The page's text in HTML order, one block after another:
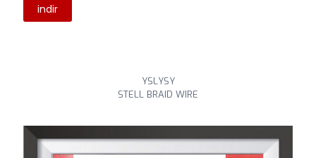
indir
YSLYSY
STELL BRAID WIRE